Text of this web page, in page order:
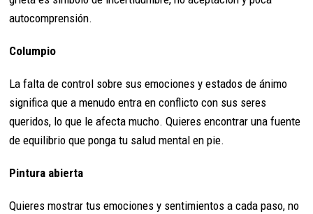
autocomprensión.
Columpio
La falta de control sobre sus emociones y estados de ánimo
significa que a menudo entra en conflicto con sus seres
queridos, lo que le afecta mucho. Quieres encontrar una fuente
de equilibrio que ponga tu salud mental en pie.
Pintura abierta
Quieres mostrar tus emociones y sentimientos a cada paso, no